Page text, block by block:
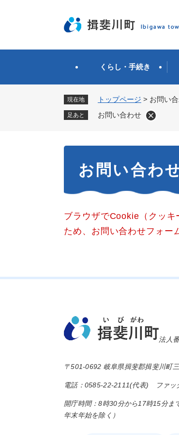
先
す
くらし・手続き
現在地 トップページ > お問い
足あと お問い合わせ
お問い合わ
ブラウザでCookie（クッ
ため、お問い合わせフォー
法人
〒501-0692 岐阜県揖斐郡揖斐川町
電話：0585-22-2111(代表) ファッ
開庁時間：8時30分から17時15分
年末年始を除く）